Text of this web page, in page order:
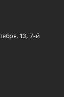
13, 7-й